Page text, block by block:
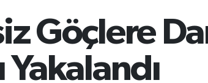
Göçlere
Yakalandı